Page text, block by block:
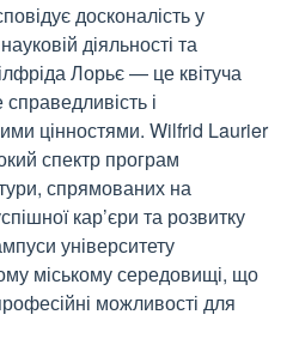
досконалість у
діяльності та
Лорьє — це квітуча
і
цінностями. Wilfrid Laurier
спектр програм
спрямованих на
кар’єри та розвитку
університету
міському середовищі, що
можливості для